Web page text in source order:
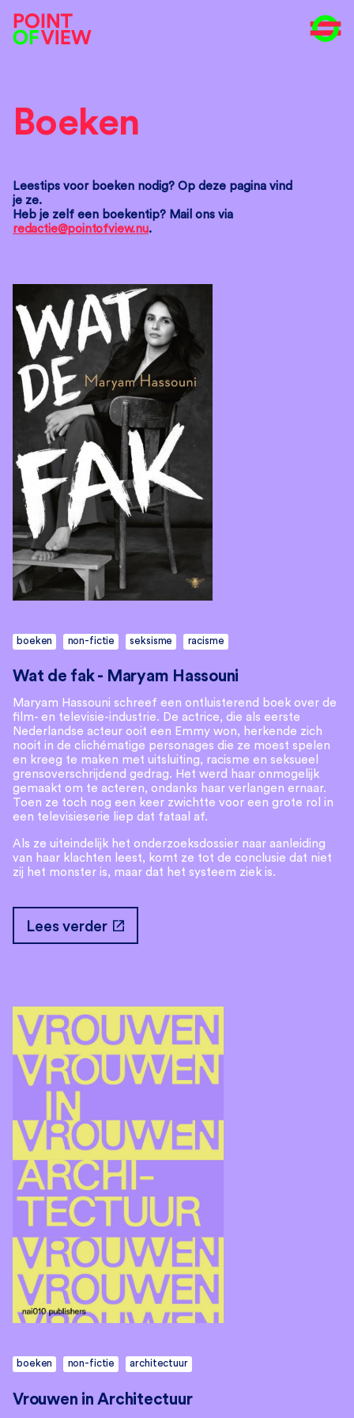
Boeken
Leestips voor boeken nodig? Op deze pagina vind
je ze.
Heb je zelf een boekentip? Mail ons via
redactie@pointofview.nu.
boeken non-fictie seksisme racisme
Wat de fak - Maryam Hassouni
Maryam Hassouni schreef een ontluisterend boek over de
film- en televisie-industrie. De actrice, die als eerste
Nederlandse acteur ooit een Emmy won, herkende zich
nooit in de clichématige personages die ze moest spelen
en kreeg te maken met uitsluiting, racisme en seksueel
grensoverschrijdend gedrag. Het werd haar onmogelijk
gemaakt om te acteren, ondanks haar verlangen ernaar.
Toen ze toch nog een keer zwichtte voor een grote rol in
een televisieserie liep dat fataal af.
Als ze uiteindelijk het onderzoeksdossier naar aanleiding
van haar klachten leest, komt ze tot de conclusie dat niet
zij het monster is, maar dat het systeem ziek is.
Lees verder open_in_new
boeken non-fictie architectuur
Vrouwen in Architectuur